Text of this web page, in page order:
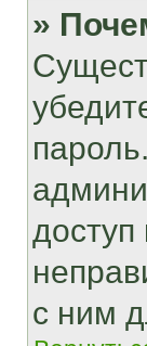
»
с ним